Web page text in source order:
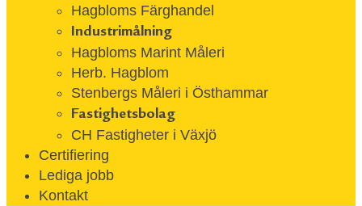
Hagbloms Färghandel
Industrimålning
Hagbloms Marint Måleri
Herb. Hagblom
Stenbergs Måleri i Östhammar
Fastighetsbolag
CH Fastigheter i Växjö
Certifiering
Lediga jobb
Kontakt